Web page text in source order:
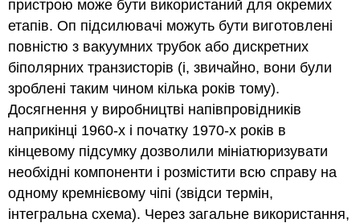
пристрою може бути використаний для окремих
етапів. Оп підсилювачі можуть бути виготовлені
повністю з вакуумних трубок або дискретних
біполярних транзисторів (і, звичайно, вони були
зроблені таким чином кілька років тому).
Досягнення у виробництві напівпровідників
наприкінці 1960-х і початку 1970-х років в
кінцевому підсумку дозволили мініатюризувати
необхідні компоненти і розмістити всю справу на
одному кремнієвому чіпі (звідси термін,
інтегральна схема). Через загальне використання,